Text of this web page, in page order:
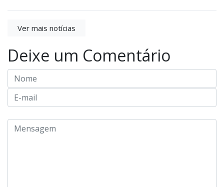
Ver mais notícias
Deixe um Comentário